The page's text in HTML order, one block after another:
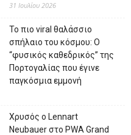
31 Ιουλίου 2026
Το πιο viral θαλάσσιο
σπήλαιο του κόσμου: Ο
“φυσικός καθεδρικός” της
Πορτογαλίας που έγινε
παγκόσμια εμμονή
Χρυσός ο Lennart
Neubauer στο PWA Grand